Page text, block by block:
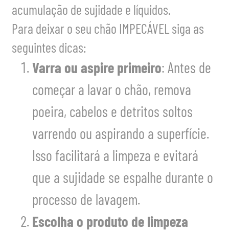
acumulação de sujidade e líquidos.
Para deixar o seu chão IMPECÁVEL siga as
seguintes dicas:
Varra ou aspire primeiro: Antes de
começar a lavar o chão, remova
poeira, cabelos e detritos soltos
varrendo ou aspirando a superfície.
Isso facilitará a limpeza e evitará
que a sujidade se espalhe durante o
processo de lavagem.
Escolha o produto de limpeza